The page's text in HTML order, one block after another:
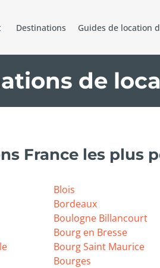
Destinations Guides de location
de
France les plus
Blois
Bordeaux
Boulogne Billancourt
Bourg en Bresse
Bourg Saint Maurice
Bourges